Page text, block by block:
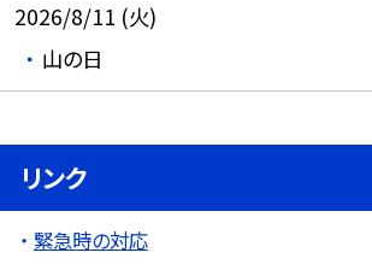
2026/8/11 (火)
山の日
リンク
緊急時の対応